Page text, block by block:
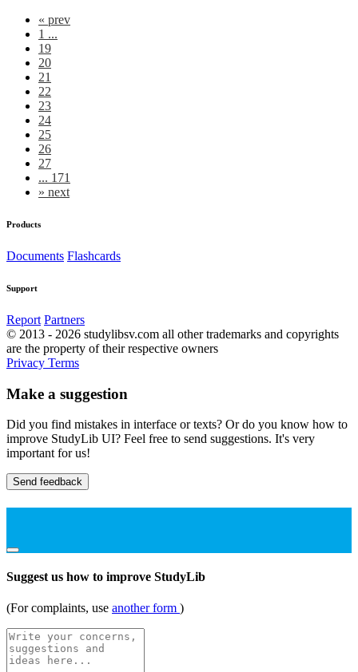
« prev
1 ...
19
20
21
22
23
24
25
26
27
... 171
» next
Products
Documents Flashcards
Support
Report Partners
© 2013 - 2026 studylibsv.com all other trademarks and copyrights
are the property of their respective owners
Privacy Terms
Make a suggestion
Did you find mistakes in interface or texts? Or do you know how to
improve StudyLib UI? Feel free to send suggestions. It's very
important for us!
Send feedback
Suggest us how to improve StudyLib
(For complaints, use another form )